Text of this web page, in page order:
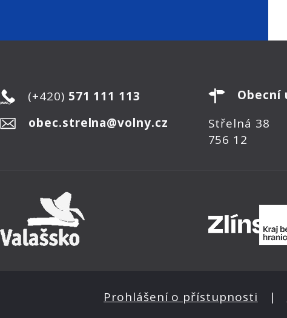
(+420) 571 111 113
obec.strelna@volny.cz
Obecní
Střelná 38
756 12
Prohlášení o přístupnosti |